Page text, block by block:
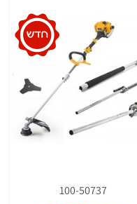
100-50737